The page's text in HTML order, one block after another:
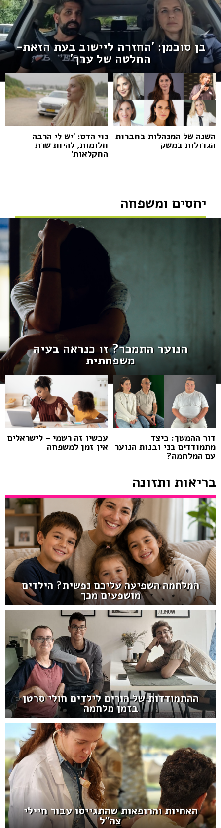
בן סוכמן: 'החזרה ליישוב בעת הזאת-
החלטה של ערך'
השנה של המנהלות בחברות
הגדולות במשק
נוי הדס: 'יש לי הרבה
חלומות, להיות שרת
החקלאות'
יחסים ומשפחה
הנוער התמכר? זו כנראה בעיה
משפחתית
דור ההמשך: כיצד
מתמודדים בני ובנות הנוער
עם המלחמה?
עכשיו זה רשמי – לישראלים
אין זמן למשפחה
בריאות ותזונה
המלחמה השפיעה עליכם נפשית? הילדים
מושפעים מכך
ההתמודדות של הורים לילדים חולי סרטן
בזמן מלחמה
האחיות והרופאות שהתגייסו עבור חיילי
צה"ל